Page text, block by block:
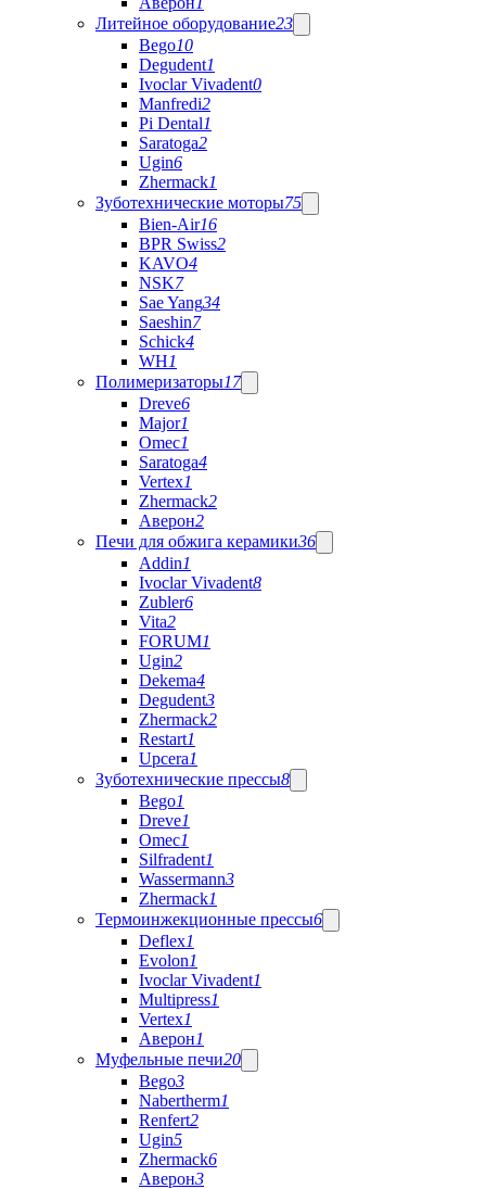
Литейное оборудование23
Bego10
Degudent1
Ivoclar Vivadent0
Manfredi2
Pi Dental1
Saratoga2
Ugin6
Zhermack1
Зуботехнические моторы75
Bien-Air16
BPR Swiss2
KAVO4
NSK7
Sae Yang34
Saeshin7
Schick4
WH1
Полимеризаторы17
Dreve6
Major1
Omec1
Saratoga4
Vertex1
Zhermack2
Аверон2
Печи для обжига керамики36
Addin1
Ivoclar Vivadent8
Zubler6
Vita2
FORUM1
Ugin2
Dekema4
Degudent3
Zhermack2
Restart1
Upcera1
Зуботехнические прессы8
Bego1
Dreve1
Omec1
Silfradent1
Wassermann3
Zhermack1
Термоинжекционные прессы6
Deflex1
Evolon1
Ivoclar Vivadent1
Multipress1
Vertex1
Аверон1
Муфельные печи20
Bego3
Nabertherm1
Renfert2
Ugin5
Zhermack6
Аверон3